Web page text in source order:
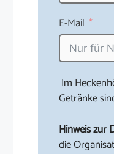
E-Mail
Im
Getränke
Hinweis zur
die